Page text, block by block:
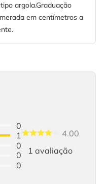
argola.Graduação
em centímetros a
0
1
0
0
0
4.00
1avaliação